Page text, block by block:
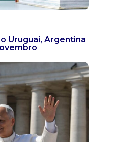
Uruguai, Argentina